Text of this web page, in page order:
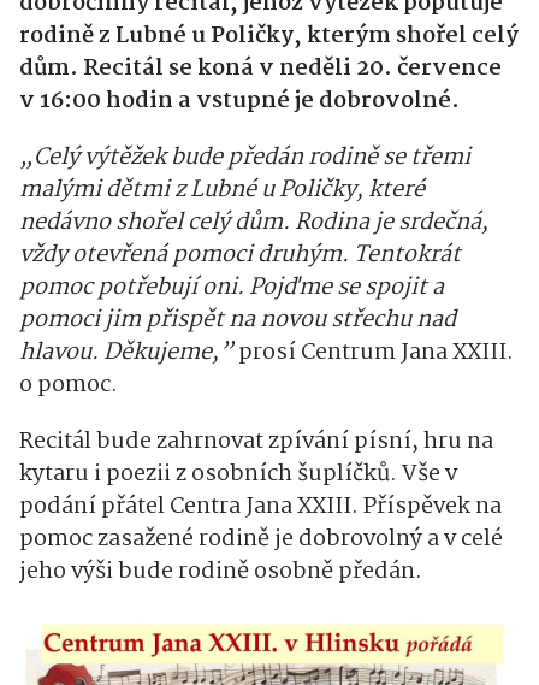
rodině z Lubné u Poličky, kterým shořel celý
dům. Recitál se koná v neděli 20. července
v 16:00 hodin a vstupné je dobrovolné.
„Celý výtěžek bude předán rodině se třemi
malými dětmi z Lubné u Poličky, které
nedávno shořel celý dům. Rodina je srdečná,
vždy otevřená pomoci druhým. Tentokrát
pomoc potřebují oni. Pojďme se spojit a
pomoci jim přispět na novou střechu nad
hlavou. Děkujeme,”prosí Centrum Jana XXIII.
o pomoc.
Recitál bude zahrnovat zpívání písní, hru na
kytaru i poezii z osobních šuplíčků. Vše v
podání přátel Centra Jana XXIII. Příspěvek na
pomoc zasažené rodině je dobrovolný a v celé
jeho výši bude rodině osobně předán.